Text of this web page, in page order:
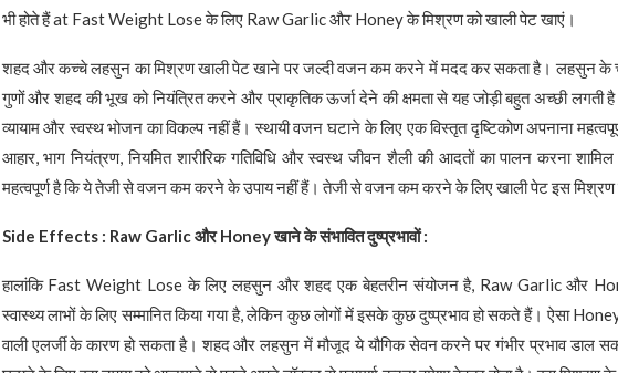
भी होते हैं at Fast Weight Lose के लिए Raw Garlic और Honey के मिश्रण को खाली पेट खाएं।
शहद और कच्चे लहसुन का मिश्रण खाली पेट खाने पर जल्दी वजन कम करने में मदद कर सकता है। लहसुन के
गुणों और शहद की भूख को नियंत्रित करने और प्राकृतिक ऊर्जा देने की क्षमता से यह जोड़ी बहुत अच्छी लगती
व्यायाम और स्वस्थ भोजन का विकल्प नहीं हैं। स्थायी वजन घटाने के लिए एक विस्तृत दृष्टिकोण अपनाना
आहार, भाग नियंत्रण, नियमित शारीरिक गतिविधि और स्वस्थ जीवन शैली की आदतों का पालन करना
महत्वपूर्ण है कि ये तेजी से वजन कम करने के उपाय नहीं हैं। तेजी से वजन कम करने के लिए खाली पेट इस मिश्रण
Side Effects : Raw GarlicऔरHoneyखाने के संभावित दुष्प्रभावों:
हालांकि Fast Weight Lose के लिए लहसुन और शहद एक बेहतरीन संयोजन है, Raw Garlic और
स्वास्थ्य लाभों के लिए सम्मानित किया गया है, लेकिन कुछ लोगों में इसके कुछ दुष्प्रभाव हो सकते हैं। ऐसा
वाली एलर्जी के कारण हो सकता है। शहद और लहसुन में मौजूद ये यौगिक सेवन करने पर गंभीर प्रभाव डाल